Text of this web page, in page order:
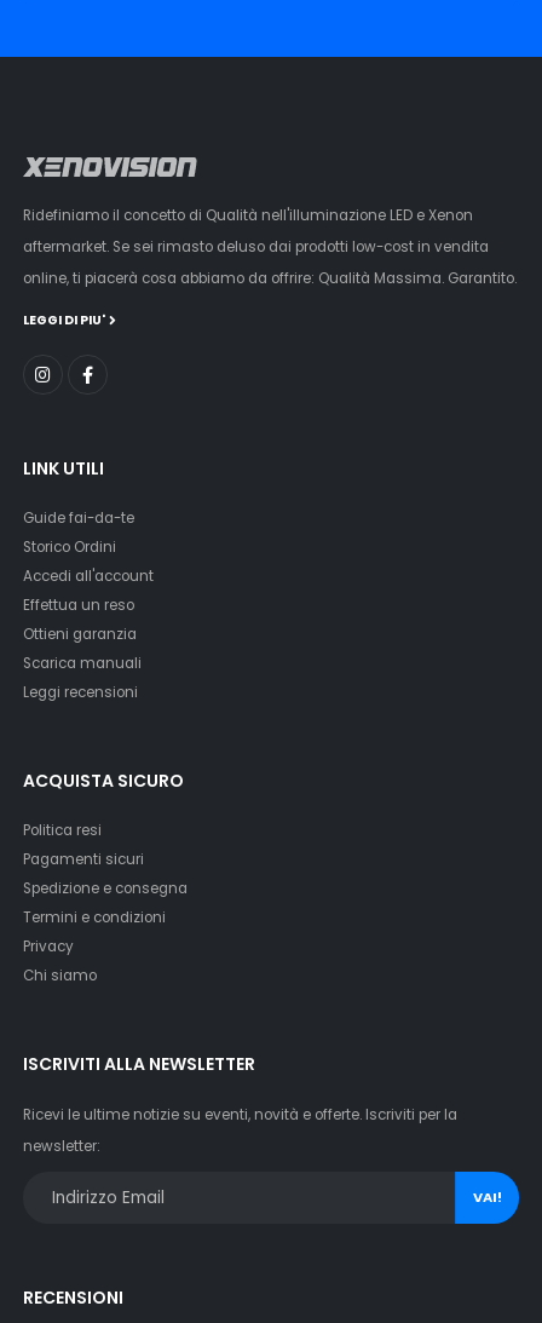
Ridefiniamo il concetto di Qualità nell'illuminazione LED e Xenon
aftermarket. Se sei rimasto deluso dai prodotti low-cost in vendita
online, ti piacerà cosa abbiamo da offrire: Qualità Massima. Garantito.
LEGGI DI PIU'
LINK UTILI
Guide fai-da-te
Storico Ordini
Accedi all'account
Effettua un reso
Ottieni garanzia
Scarica manuali
Leggi recensioni
ACQUISTA SICURO
Politica resi
Pagamenti sicuri
Spedizione e consegna
Termini e condizioni
Privacy
Chi siamo
ISCRIVITI ALLA NEWSLETTER
Ricevi le ultime notizie su eventi, novità e offerte. Iscriviti per la
newsletter:
VAI!
RECENSIONI